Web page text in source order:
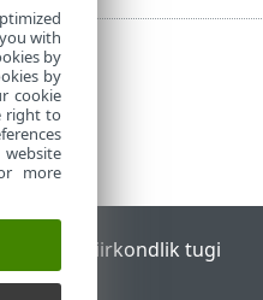
Portal Piirkondlik tugi
with
by
by
cookie
right to
more